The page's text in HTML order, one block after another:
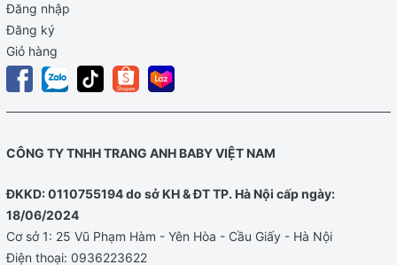
Đăng nhập
Đăng ký
Giỏ hàng
CÔNG TY TNHH TRANG ANH BABY VIỆT NAM
ĐKKD: 0110755194 do sở KH & ĐT TP. Hà Nội cấp ngày:
18/06/2024
Cơ sở 1: 25 Vũ Phạm Hàm - Yên Hòa - Cầu Giấy - Hà Nội
Điện thoại: 0936223622